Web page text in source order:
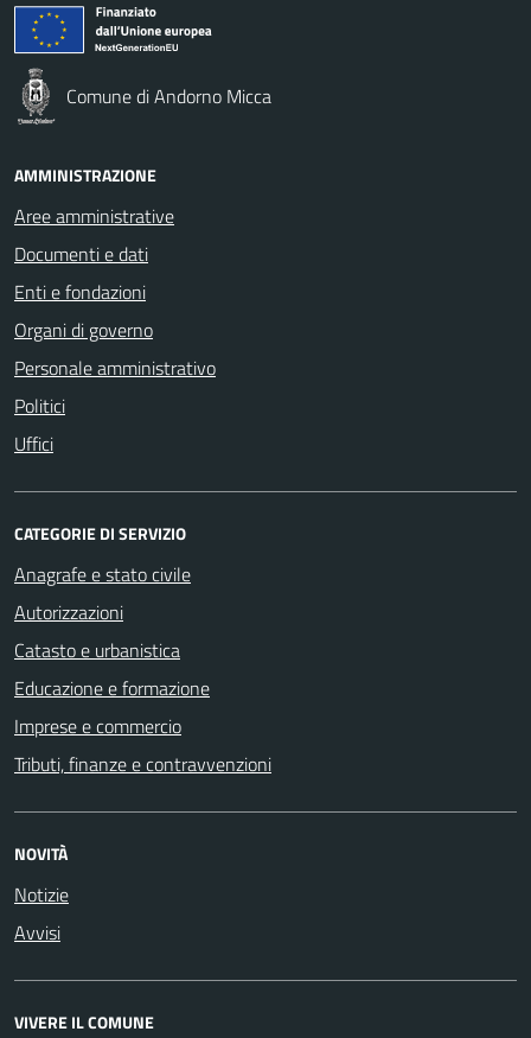
Comune di Andorno Micca
AMMINISTRAZIONE
Aree amministrative
Documenti e dati
Enti e fondazioni
Organi di governo
Personale amministrativo
Politici
Uffici
CATEGORIE DI SERVIZIO
Anagrafe e stato civile
Autorizzazioni
Catasto e urbanistica
Educazione e formazione
Imprese e commercio
Tributi, finanze e contravvenzioni
NOVITÀ
Notizie
Avvisi
VIVERE IL COMUNE